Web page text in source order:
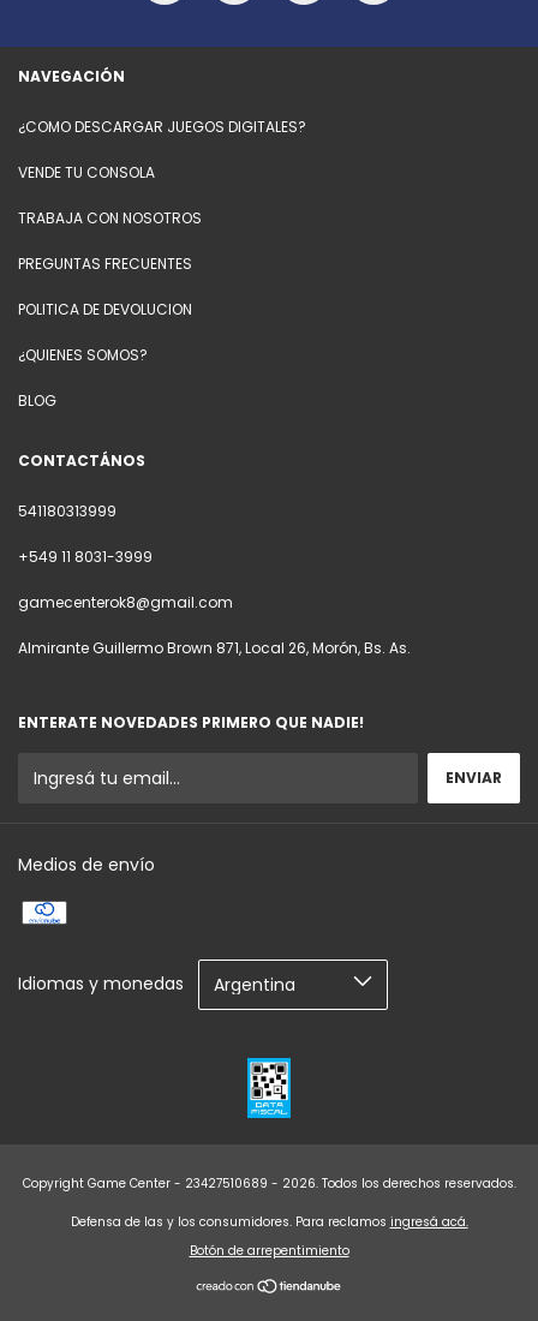
NAVEGACIÓN
¿COMO DESCARGAR JUEGOS DIGITALES?
VENDE TU CONSOLA
TRABAJA CON NOSOTROS
PREGUNTAS FRECUENTES
POLITICA DE DEVOLUCION
¿QUIENES SOMOS?
BLOG
CONTACTÁNOS
541180313999
+549 11 8031-3999
gamecenterok8@gmail.com
Almirante Guillermo Brown 871, Local 26, Morón, Bs. As.
ENTERATE NOVEDADES PRIMERO QUE NADIE!
Medios de envío
Idiomas y monedas
Copyright Game Center - 23427510689 - 2026. Todos los derechos reservados.
Defensa de las y los consumidores. Para reclamos ingresá acá.
Botón de arrepentimiento